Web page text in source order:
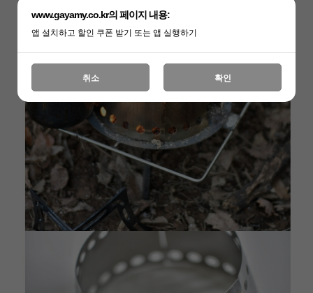
www.gayamy.co.kr의 페이지 내용:
앱 설치하고 할인 쿠폰 받기 또는 앱 실행하기
취소 확인